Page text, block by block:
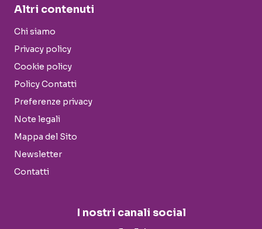
Altri contenuti
Chi siamo
Privacy policy
Cookie policy
Policy Contatti
Preferenze privacy
Note legali
Mappa del Sito
Newsletter
Contatti
I nostri canali social